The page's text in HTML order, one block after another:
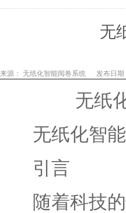
无
来源： 无纸化智能阅卷系统 发布日期
无纸
无纸化智能
引言
随着科技的